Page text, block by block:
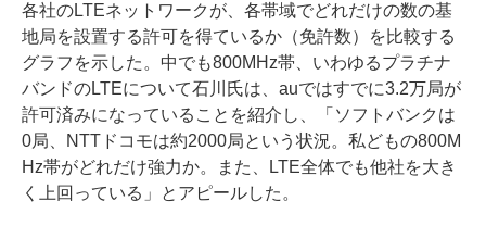
各社のLTEネットワークが、各帯域でどれだけの数の基
地局を設置する許可を得ているか（免許数）を比較する
グラフを示した。中でも800MHz帯、いわゆるプラチナ
バンドのLTEについて石川氏は、auではすでに3.2万局が
許可済みになっていることを紹介し、「ソフトバンクは
0局、NTTドコモは約2000局という状況。私どもの800M
Hz帯がどれだけ強力か。また、LTE全体でも他社を大き
く上回っている」とアピールした。